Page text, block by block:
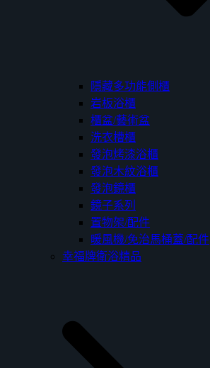
隱藏多功能側櫃
岩板浴櫃
櫃盆/藝術盆
洗衣槽櫃
發泡烤漆浴櫃
發泡木紋浴櫃
發泡鏡櫃
鏡子系列
置物架/配件
暖風機/免治馬桶蓋/配件
幸福牌衛浴精品